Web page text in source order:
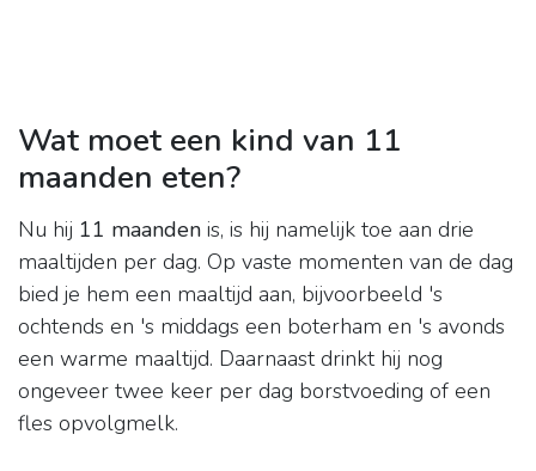
Wat moet een kind van 11
maanden eten?
Nu hij 11 maanden is, is hij namelijk toe aan drie
maaltijden per dag. Op vaste momenten van de dag
bied je hem een maaltijd aan, bijvoorbeeld 's
ochtends en 's middags een boterham en 's avonds
een warme maaltijd. Daarnaast drinkt hij nog
ongeveer twee keer per dag borstvoeding of een
fles opvolgmelk.